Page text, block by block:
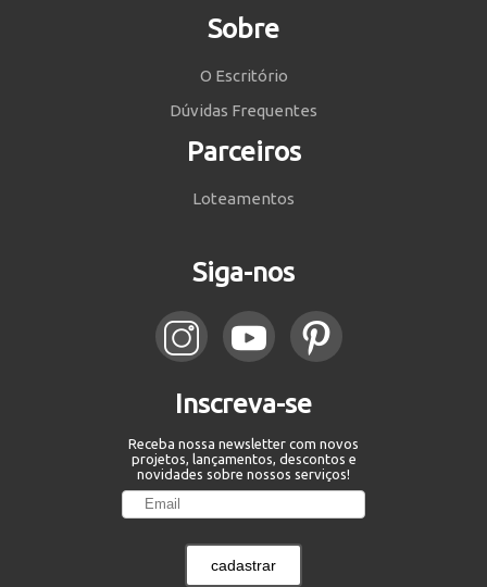
Sobre
O Escritório
Dúvidas Frequentes
Parceiros
Loteamentos
Siga-nos
Inscreva-se
Receba nossa newsletter com novos
projetos, lançamentos, descontos e
novidades sobre nossos serviços!
cadastrar